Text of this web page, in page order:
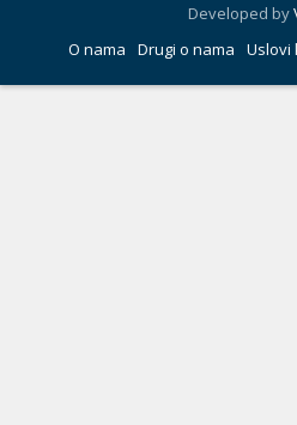
Developed by
O nama
Drugi o nama Uslovi